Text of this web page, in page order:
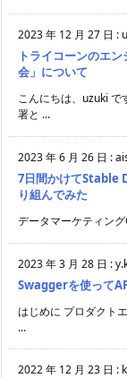
2023 年 12 月 27 日 :
トライコーンのエ
会」について
こんにちは、uzuki で
署と ...
2023 年 6 月 26 日 :
7日間かけてStable
り組んでみた
データマーケティン
2023 年 3 月 28 日 :
Swaggerを使って
はじめに プロダクト
...
2022 年 12 月 23 日 :